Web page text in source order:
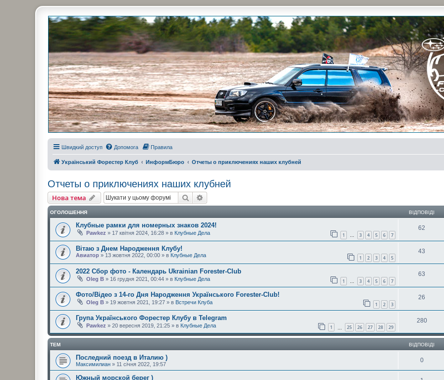
Украинский Форестер Клуб
Всеукраинский клуб владельцев Subaru Forester. Клубные покатушки на природе и еженедельные встречи, скидки от партнеров и просто много общения
Швидкий доступ Допомога Правила
Український Форестер Клуб ИнформБюро Отчеты о приключениях наших клубней
Отчеты о приключениях наших клубней
Нова тема Пошук
ОГОЛОШЕННЯ ВІДПОВІДІ
Клубные рамки для номерных знаков 2024!
Pawkez » 17 квітня 2024, 16:28 » в Клубные Дела 1 … 3 4 5 6 7
62
Вітаю з Днем Народження Клубу!
Авиатор » 13 жовтня 2022, 00:00 » в Клубные Дела 1 2 3 4 5
43
2022 Сбор фото - Календарь Ukrainian Forester-Club
Oleg B » 16 грудня 2021, 00:44 » в Клубные Дела 1 … 3 4 5 6 7
63
Фото/Відео з 14-го Дня Народження Українського Forester-Club!
Oleg B » 19 жовтня 2021, 19:27 » в Встречи Клуба 1 2 3
26
Група Українського Форестер Клубу в Telegram
Pawkez » 20 вересня 2019, 21:25 » в Клубные Дела 1 25 26 27 28 29
280
ТЕМ ВІДПОВІДІ
Последний поезд в Италию )
Максимилиан » 11 січня 2022, 19:57
0
Южный морской берег )